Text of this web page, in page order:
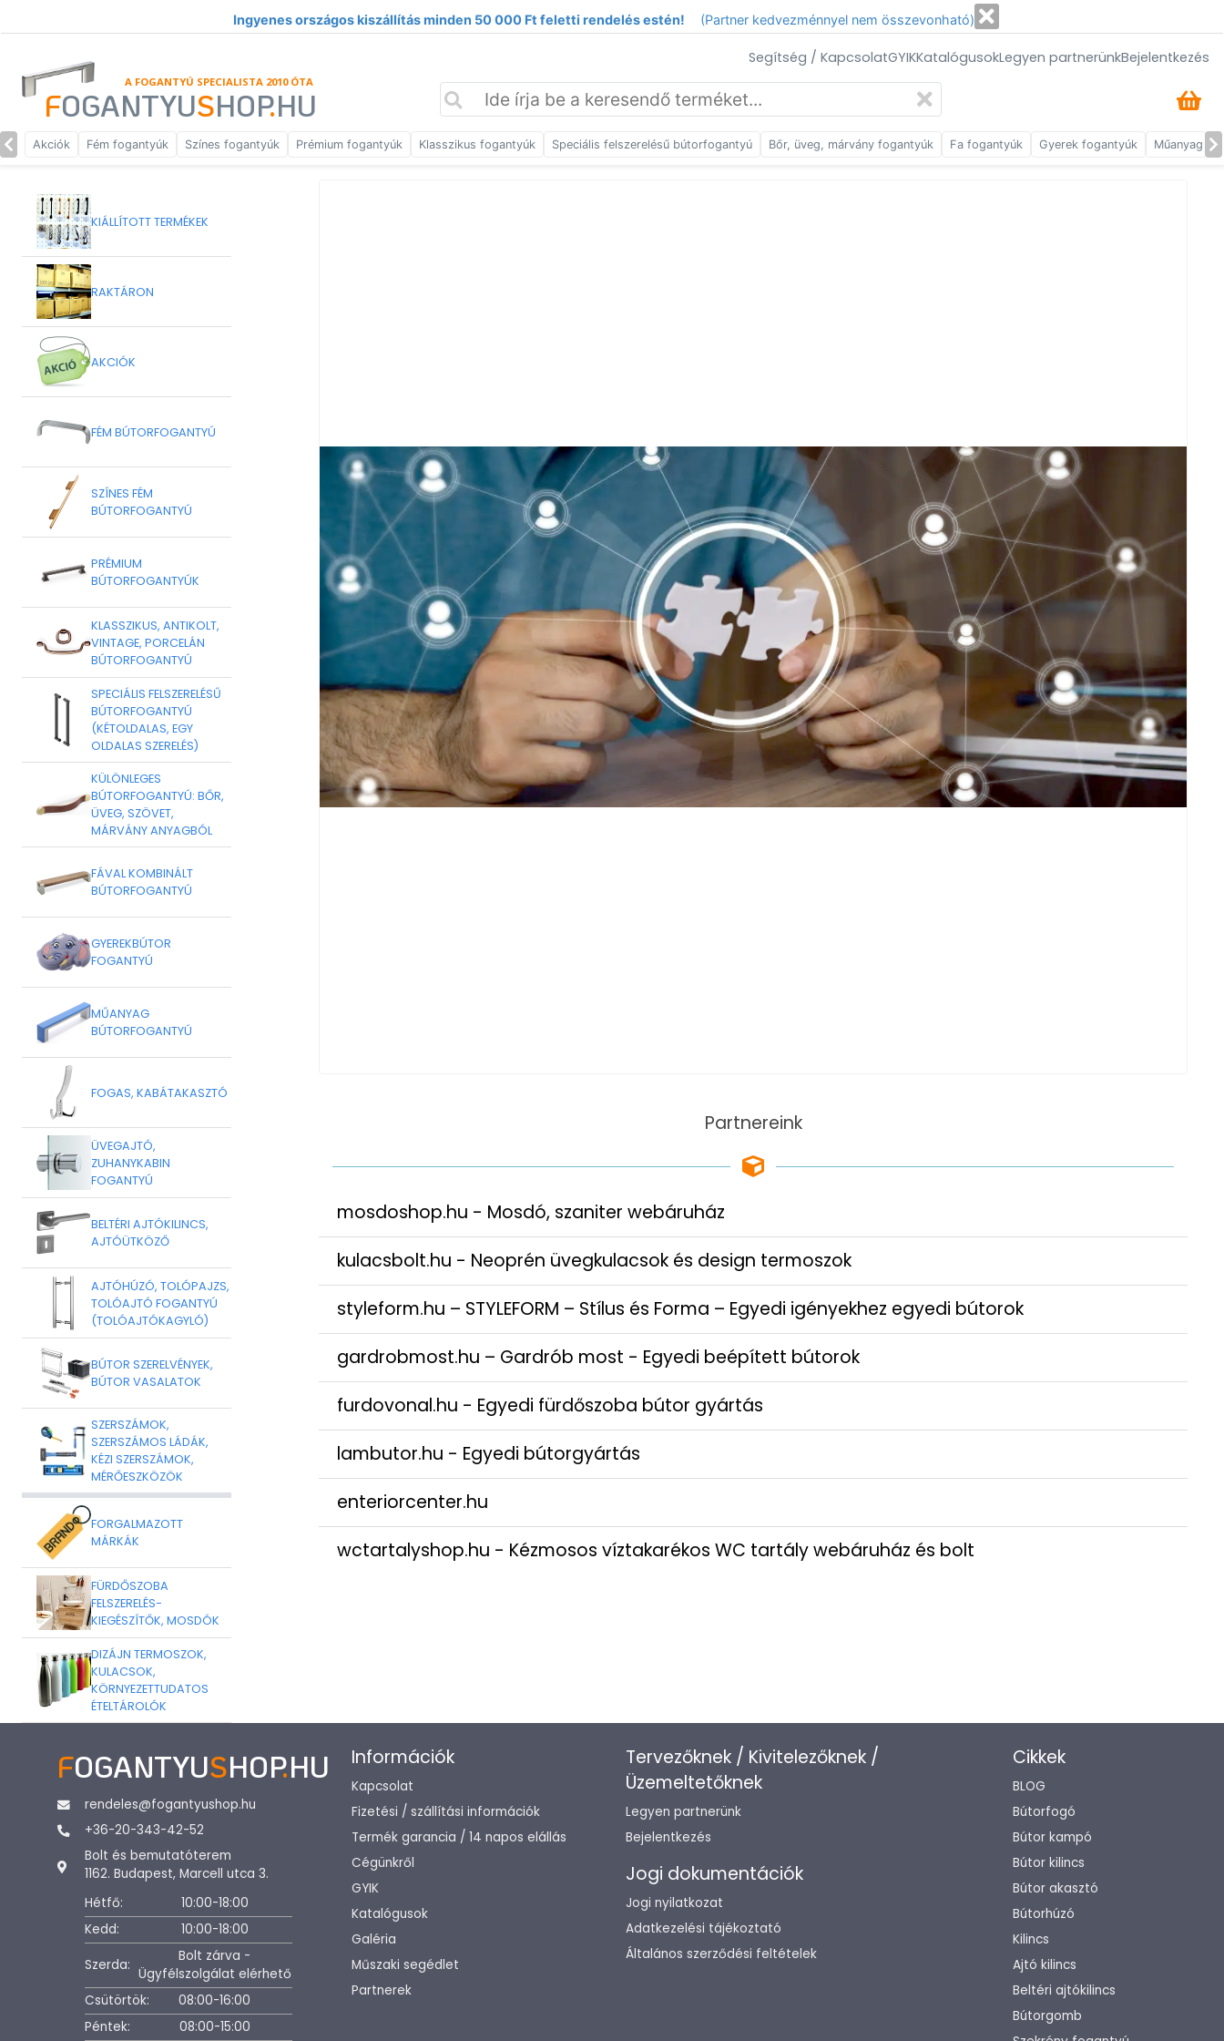
Ingyenes országos kiszállítás minden 50 000 Ft feletti rendelés estén! (Partner kedvezménnyel nem összevonható)
Segítség / KapcsolatGYIKKatalógusokLegyen partnerünkBejelentkezés
A FOGANTYÚ SPECIALISTA 2010 ÓTA
FOGANTYUSHOP.HU
Akciók Fém fogantyúk Színes fogantyúk Prémium fogantyúk Klasszikus fogantyúk Speciális felszerelésű bútorfogantyú Bőr, üveg, márvány fogantyúk Fa fogantyúk Gyerek fogantyúk Műanyag
KIÁLLÍTOTT TERMÉKEK
RAKTÁRON
AKCIÓK
FÉM BÚTORFOGANTYÚ
SZÍNES FÉM
BÚTORFOGANTYÚ
PRÉMIUM
BÚTORFOGANTYÚK
KLASSZIKUS, ANTIKOLT,
VINTAGE, PORCELÁN
BÚTORFOGANTYÚ
SPECIÁLIS FELSZERELÉSŰ
BÚTORFOGANTYÚ
(KÉTOLDALAS, EGY
OLDALAS SZERELÉS)
KÜLÖNLEGES
BÚTORFOGANTYÚ: BŐR,
ÜVEG, SZÖVET,
MÁRVÁNY ANYAGBÓL
FÁVAL KOMBINÁLT
BÚTORFOGANTYÚ
GYEREKBÚTOR
FOGANTYÚ
MŰANYAG
BÚTORFOGANTYÚ
FOGAS, KABÁTAKASZTÓ
ÜVEGAJTÓ,
ZUHANYKABIN
FOGANTYÚ
BELTÉRI AJTÓKILINCS,
AJTÓÜTKÖZŐ
AJTÓHÚZÓ, TOLÓPAJZS,
TOLÓAJTÓ FOGANTYÚ
(TOLÓAJTÓKAGYLÓ)
BÚTOR SZERELVÉNYEK,
BÚTOR VASALATOK
SZERSZÁMOK,
SZERSZÁMOS LÁDÁK,
KÉZI SZERSZÁMOK,
MÉRŐESZKÖZÖK
FORGALMAZOTT
MÁRKÁK
FÜRDŐSZOBA
FELSZERELÉS-
KIEGÉSZÍTŐK, MOSDÓK
DIZÁJN TERMOSZOK,
KULACSOK,
KÖRNYEZETTUDATOS
ÉTELTÁROLÓK
Partnereink
mosdoshop.hu - Mosdó, szaniter webáruház
kulacsbolt.hu - Neoprén üvegkulacsok és design termoszok
styleform.hu – STYLEFORM – Stílus és Forma – Egyedi igényekhez egyedi bútorok
gardrobmost.hu – Gardrób most - Egyedi beépített bútorok
furdovonal.hu - Egyedi fürdőszoba bútor gyártás
lambutor.hu - Egyedi bútorgyártás
enteriorcenter.hu
wctartalyshop.hu - Kézmosos víztakarékos WC tartály webáruház és bolt
FOGANTYUSHOP.HU
rendeles@fogantyushop.hu
+36-20-343-42-52
Bolt és bemutatóterem
1162. Budapest, Marcell utca 3.
Hétfő:
10:00-18:00
Kedd:
10:00-18:00
Szerda:
Bolt zárva -
Ügyfélszolgálat elérhető
Csütörtök:
08:00-16:00
Péntek:
08:00-15:00
Információk
Kapcsolat
Fizetési / szállítási információk
Termék garancia / 14 napos elállás
Cégünkről
GYIK
Katalógusok
Galéria
Műszaki segédlet
Partnerek
Tervezőknek / Kivitelezőknek /
Üzemeltetőknek
Legyen partnerünk
Bejelentkezés
Jogi dokumentációk
Jogi nyilatkozat
Adatkezelési tájékoztató
Általános szerződési feltételek
Cikkek
BLOG
Bútorfogó
Bútor kampó
Bútor kilincs
Bútor akasztó
Bútorhúzó
Kilincs
Ajtó kilincs
Beltéri ajtókilincs
Bútorgomb